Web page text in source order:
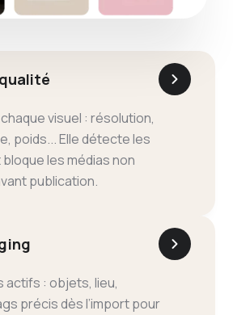
chaque visuel : résolution,
poids... Elle détecte les
les médias non
publication.
actifs : objets, lieu,
précis dès l’import pour